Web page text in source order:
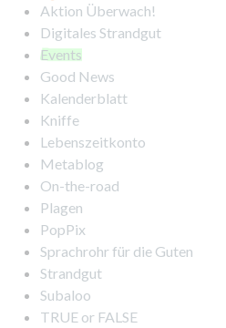
Aktion Überwach!
Digitales Strandgut
Events
Good News
Kalenderblatt
Kniffe
Lebenszeitkonto
Metablog
On-the-road
Plagen
PopPix
Sprachrohr für die Guten
Strandgut
Subaloo
TRUE or FALSE